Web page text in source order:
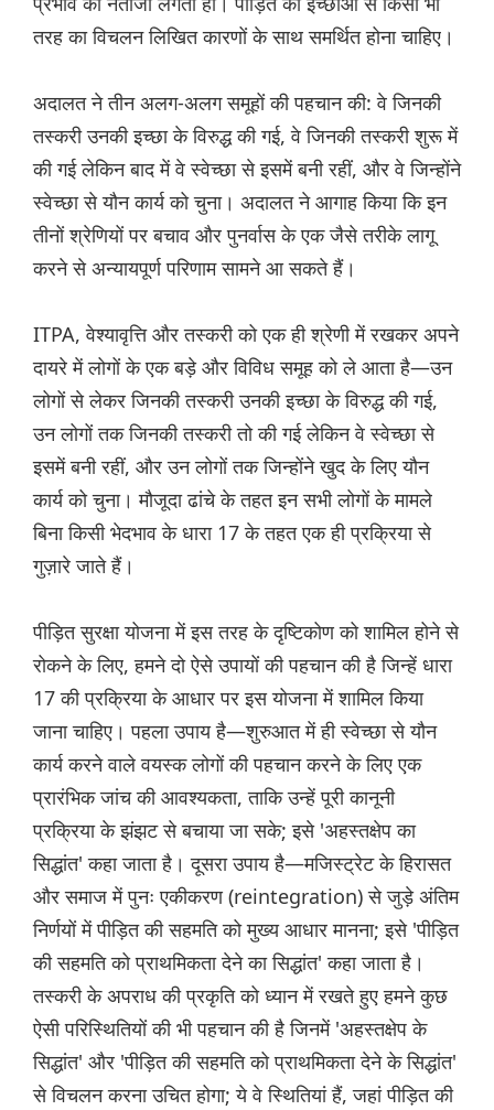
तरह का विचलन लिखित कारणों के साथ समर्थित होना चाहिए।
अदालत ने तीन अलग-अलग समूहों की पहचान की: वे जिनकी
तस्करी उनकी इच्छा के विरुद्ध की गई, वे जिनकी तस्करी शुरू में
की गई लेकिन बाद में वे स्वेच्छा से इसमें बनी रहीं, और वे जिन्होंने
स्वेच्छा से यौन कार्य को चुना। अदालत ने आगाह किया कि इन
तीनों श्रेणियों पर बचाव और पुनर्वास के एक जैसे तरीके लागू
करने से अन्यायपूर्ण परिणाम सामने आ सकते हैं।
ITPA, वेश्यावृत्ति और तस्करी को एक ही श्रेणी में रखकर अपने
दायरे में लोगों के एक बड़े और विविध समूह को ले आता है—उन
लोगों से लेकर जिनकी तस्करी उनकी इच्छा के विरुद्ध की गई,
उन लोगों तक जिनकी तस्करी तो की गई लेकिन वे स्वेच्छा से
इसमें बनी रहीं, और उन लोगों तक जिन्होंने खुद के लिए यौन
कार्य को चुना। मौजूदा ढांचे के तहत इन सभी लोगों के मामले
बिना किसी भेदभाव के धारा 17 के तहत एक ही प्रक्रिया से
गुज़ारे जाते हैं।
पीड़ित सुरक्षा योजना में इस तरह के दृष्टिकोण को शामिल होने से
रोकने के लिए, हमने दो ऐसे उपायों की पहचान की है जिन्हें धारा
17 की प्रक्रिया के आधार पर इस योजना में शामिल किया
जाना चाहिए। पहला उपाय है—शुरुआत में ही स्वेच्छा से यौन
कार्य करने वाले वयस्क लोगों की पहचान करने के लिए एक
प्रारंभिक जांच की आवश्यकता, ताकि उन्हें पूरी कानूनी
प्रक्रिया के झंझट से बचाया जा सके; इसे 'अहस्तक्षेप का
सिद्धांत' कहा जाता है। दूसरा उपाय है—मजिस्ट्रेट के हिरासत
और समाज में पुनः एकीकरण (reintegration) से जुड़े अंतिम
निर्णयों में पीड़ित की सहमति को मुख्य आधार मानना; इसे 'पीड़ित
की सहमति को प्राथमिकता देने का सिद्धांत' कहा जाता है।
तस्करी के अपराध की प्रकृति को ध्यान में रखते हुए हमने कुछ
ऐसी परिस्थितियों की भी पहचान की है जिनमें 'अहस्तक्षेप के
सिद्धांत' और 'पीड़ित की सहमति को प्राथमिकता देने के सिद्धांत'
से विचलन करना उचित होगा; ये वे स्थितियां हैं, जहां पीड़ित की